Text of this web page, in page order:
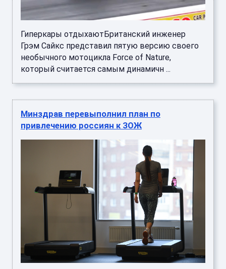
Гиперкары отдыхаютБританский инженер
Грэм Сайкс представил пятую версию своего
необычного мотоцикла Force of Nature,
который считается самым динамичн ...
Минздрав перевыполнил план по
привлечению россиян к ЗОЖ